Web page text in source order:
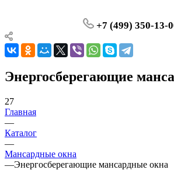
+7 (499) 350-13-
Энергосберегающие
27
Главная
—
Каталог
—
Мансардные окна
—Энергосберегающие мансардные окна